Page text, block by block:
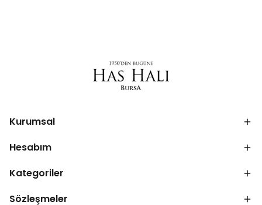
Kurumsal
Hesabım
Kategoriler
Sözleşmeler